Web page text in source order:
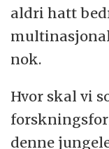
aldri hatt
nok.
Hvor skal vi
denne